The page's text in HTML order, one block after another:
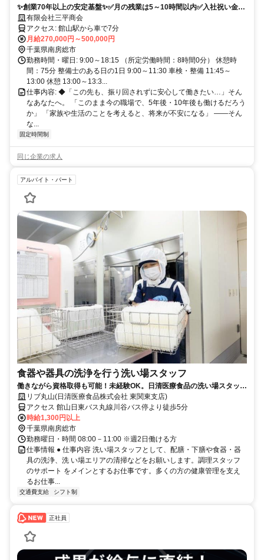
✨創業70年以上の安定基盤✨✅月の残業は5～10時間以内✅入社祝い金30
万円＋引越し費用10万円支給✅未経験可！✅経験者歓迎！✅勤務地は千
葉県館山市、自然に囲まれた環境です！
有限会社三平商会
アクセス: 館山駅から車で7分
月給270,000円～500,000円
千葉県南房総市
勤務時間・曜日: 9:00～18:15 （所定労働時間：8時間0分） 休憩時
間：75分 整備士のある日の1日 9:00～11:30 車検・整備 11:45～
13:00 休憩 13:00～13:3...
仕事内容: ◆「この先も、振り回されずに安心して働きたい…」そん
なあなたへ。 「このまま今の職場で、5年後・10年後も働けるだろう
か」 「家族や生活のことを考えると、将来が不安になる」 ――そん
な...
固定時間制
同じ企業の求人
アルバイト・パート
食器や器具の洗浄を行う洗い場スタッフ
働きながら資格取得も可能！未経験OK。日清医療食品の洗い場スタッフ
（パート・アルバイト）求人
リブ丸山(日清医療食品株式会社 東関東支店)
アクセス 館山日東バス丸線川谷バス停より徒歩5分
時給1,300円以上
千葉県南房総市
勤務曜日・時間 08:00－11:00 ※週2日働ける方
仕事情報 ● 仕事内容 洗い場スタッフとして、配膳・下膳や食器・器
具の洗浄、洗 い場エリアの清掃などをお願いします。調理スタッフ
のサポート をメインとするお仕事です。多くの方の健康管理を支え
るお仕事...
交通費支給 シフト制
正社員